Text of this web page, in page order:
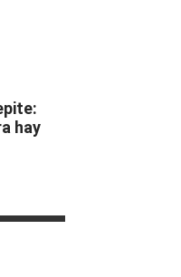
hay